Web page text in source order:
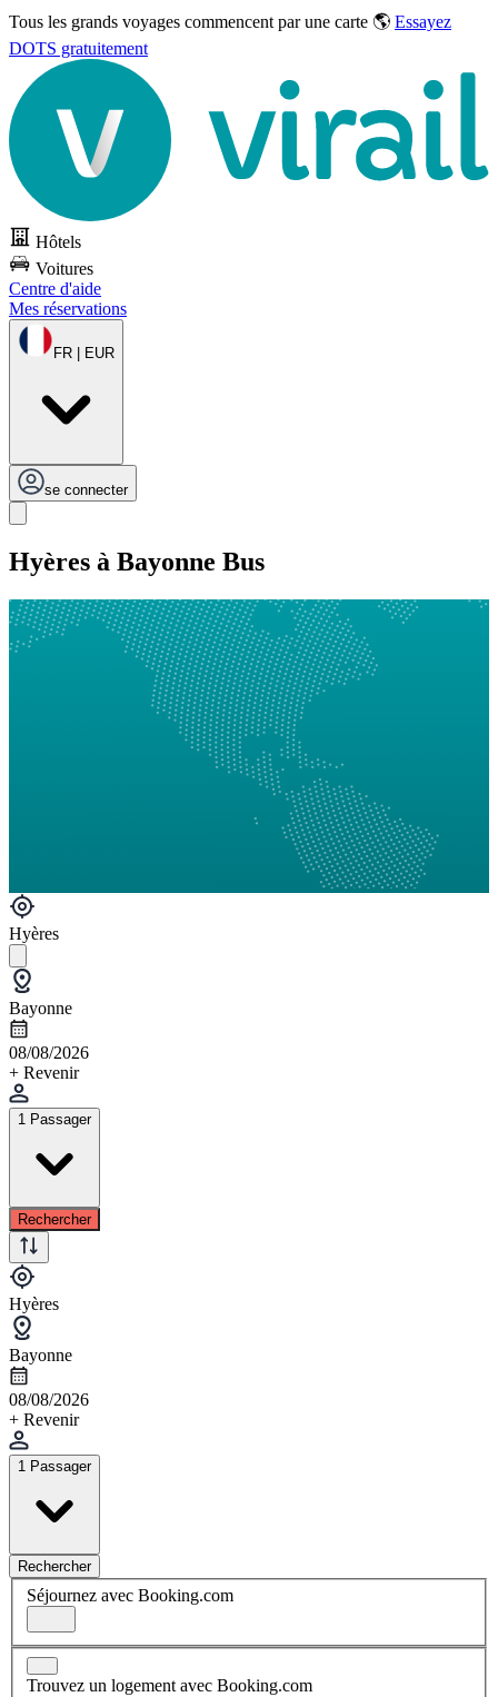
Tous les grands voyages commencent par une carte 🌎 Essayez
DOTS gratuitement
Hôtels
Voitures
Centre d'aide
Mes réservations
FR | EUR
se connecter
Hyères à Bayonne Bus
Hyères
Bayonne
08/08/2026
+ Revenir
1 Passager
Rechercher
Hyères
Bayonne
08/08/2026
+ Revenir
1 Passager
Rechercher
Séjournez avec Booking.com
Trouvez un logement avec Booking.com